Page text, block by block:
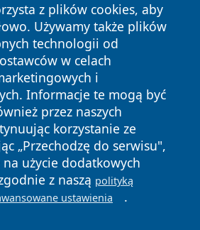
z plików cookies, aby
Używamy także plików
technologii od
w celach
i
Informacje te mogą być
przez naszych
korzystanie ze
„Przechodzę do serwisu",
użycie dodatkowych
z naszą polityką
ustawienia .
Wszystkie prawa
Polityka
Cookies